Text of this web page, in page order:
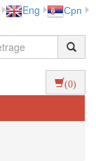
Eng Срп
(0)